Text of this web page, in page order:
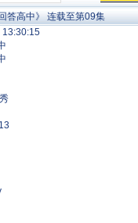
答高中》 连载至第09集
13:30:15